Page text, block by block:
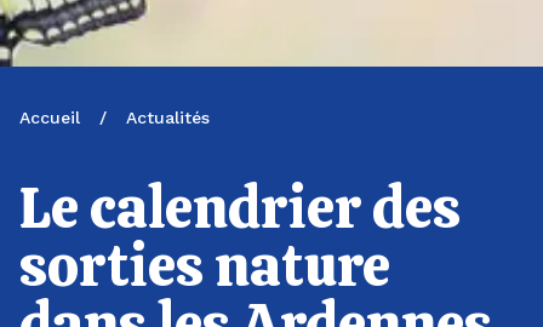
Accueil / Actualités
Le calendrier des
sorties nature